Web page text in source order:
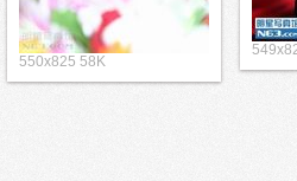
550x825 58K